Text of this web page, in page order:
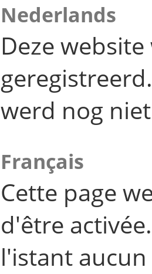
Nederlands
Deze
werd nog
Français
Cette page
d'être
l'istant